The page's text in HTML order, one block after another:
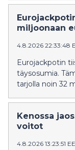
miljoonaan
4.8.2026 22:33:48
Eurojackpotin
täysosumia.
tarjolla noin 32
Kenossa
voitot
4.8.2026 13:23:51